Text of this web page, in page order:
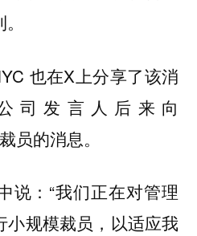
也在X上分享了该消
司发言人后来向
员的消息。
说：“我们正在对管理
小规模裁员，以适应我